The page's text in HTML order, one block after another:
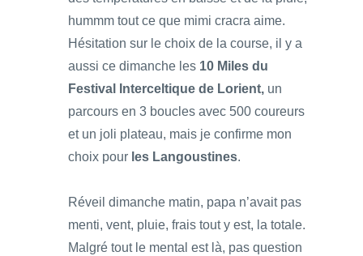
hummm tout ce que mimi cracra aime.
Hésitation sur le choix de la course, il y a
aussi ce dimanche les 10 Miles du
Festival Interceltique de Lorient, un
parcours en 3 boucles avec 500 coureurs
et un joli plateau, mais je confirme mon
choix pour les Langoustines.
Réveil dimanche matin, papa n’avait pas
menti, vent, pluie, frais tout y est, la totale.
Malgré tout le mental est là, pas question